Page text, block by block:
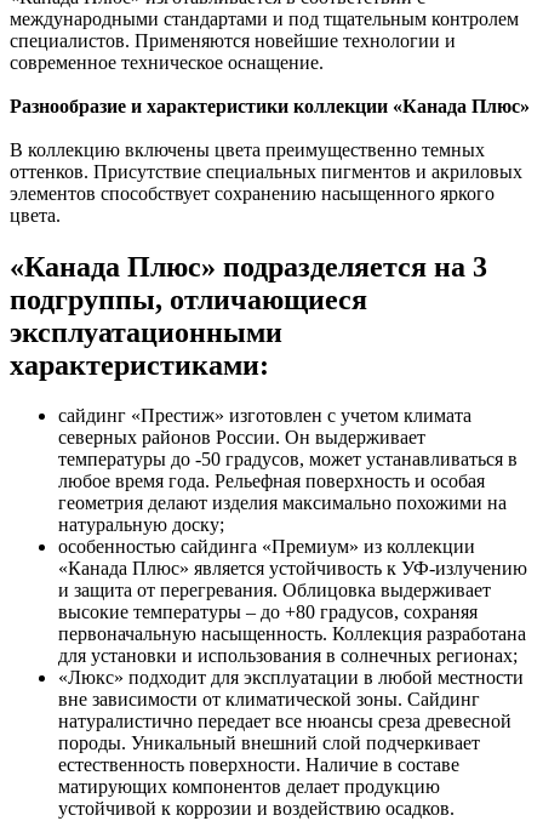
международными стандартами и под тщательным контролем
специалистов. Применяются новейшие технологии и
современное техническое оснащение.
Разнообразие и характеристики коллекции «Канада Плюс»
В коллекцию включены цвета преимущественно темных
оттенков. Присутствие специальных пигментов и акриловых
элементов способствует сохранению насыщенного яркого
цвета.
«Канада Плюс» подразделяется на 3
подгруппы, отличающиеся
эксплуатационными
характеристиками:
сайдинг «Престиж» изготовлен с учетом климата
северных районов России. Он выдерживает
температуры до -50 градусов, может устанавливаться в
любое время года. Рельефная поверхность и особая
геометрия делают изделия максимально похожими на
натуральную доску;
особенностью сайдинга «Премиум» из коллекции
«Канада Плюс» является устойчивость к УФ-излучению
и защита от перегревания. Облицовка выдерживает
высокие температуры – до +80 градусов, сохраняя
первоначальную насыщенность. Коллекция разработана
для установки и использования в солнечных регионах;
«Люкс» подходит для эксплуатации в любой местности
вне зависимости от климатической зоны. Сайдинг
натуралистично передает все нюансы среза древесной
породы. Уникальный внешний слой подчеркивает
естественность поверхности. Наличие в составе
матирующих компонентов делает продукцию
устойчивой к коррозии и воздействию осадков.